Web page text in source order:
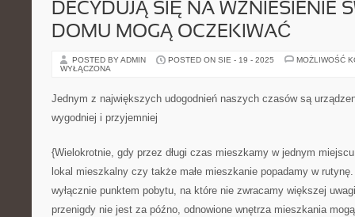
DECYDUJĄ SIĘ NA WZNIESIENIE
DOMU MOGĄ OCZEKIWAĆ
POSTED BY ADMIN POSTED ON SIE - 19 - 2025
MOŻLIWOŚĆ
WYŁĄCZONA
Jednym z największych udogodnień naszych czasów są
wygodniej i przyjemniej
{Wielokrotnie, gdy przez długi czas mieszkamy w jednym
lokal mieszkalny czy także małe mieszkanie popadamy w
wyłącznie punktem pobytu, na które nie zwracamy większej
przenigdy nie jest za późno, odnowione wnętrza mieszkania